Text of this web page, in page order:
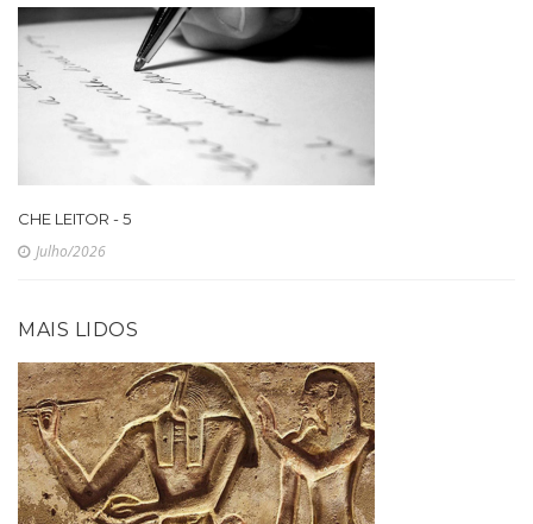
CHE LEITOR - 5
Julho/2026
MAIS LIDOS